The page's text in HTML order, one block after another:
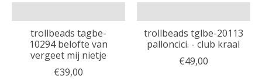
trollbeads tagbe-
10294 belofte van
vergeet mij nietje
€39,00
trollbeads tglbe-20113
palloncici. - club kraal
€49,00